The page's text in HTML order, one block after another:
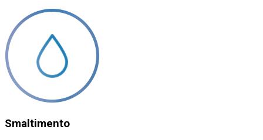
Smaltimento